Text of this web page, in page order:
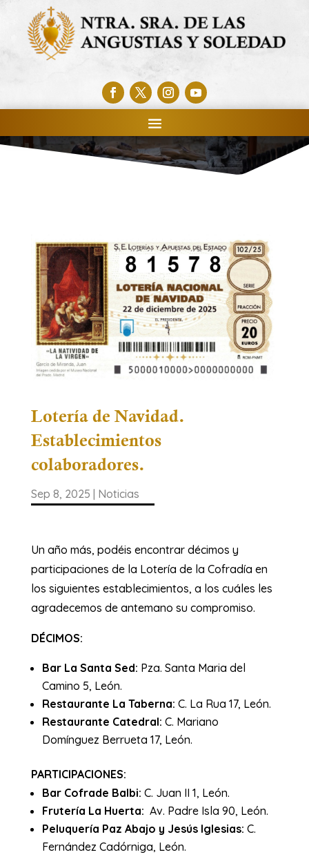
Lotería de Navidad.
Establecimientos
colaboradores.
Sep 8, 2025 Noticias
Un año más, podéis encontrar décimos y
participaciones de la Lotería de la Cofradía en
los siguientes establecimientos, a los cuáles les
agradecemos de antemano su compromiso.
DÉCIMOS:
Bar La Santa Sed: Pza. Santa Maria del
Camino 5, León.
Restaurante La Taberna: C. La Rua 17, León.
Restaurante Catedral: C. Mariano
Domínguez Berrueta 17, León.
PARTICIPACIONES:
Bar Cofrade Balbi: C. Juan II 1, León.
Frutería La Huerta: Av. Padre Isla 90, León.
Peluquería Paz Abajo y Jesús Iglesias: C.
Fernández Cadórniga, León.